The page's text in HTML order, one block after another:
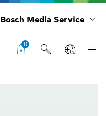
Bosch Media Service
0